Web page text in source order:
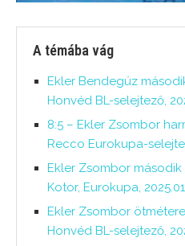
A témába vág
Ekler Bendegúz
Honvéd BL-selejtező,
8:5 – Ekler Zsombor
Recco Eurokupa-
Ekler Zsombor
Kotor, Eurokupa,
Ekler Zsombor
Honvéd BL-selejtező,